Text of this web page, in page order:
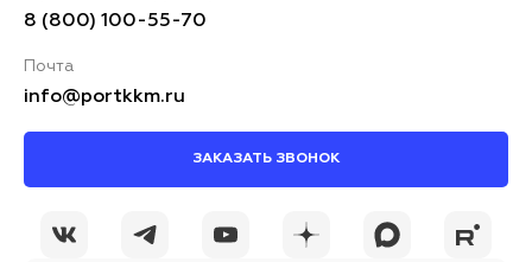
8 (800) 100-55-70
Почта
info@portkkm.ru
ЗАКАЗАТЬ ЗВОНОК